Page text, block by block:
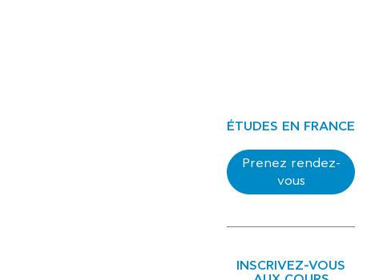
ÉTUDES EN FRANCE
Prenez rendez-
vous
INSCRIVEZ-VOUS